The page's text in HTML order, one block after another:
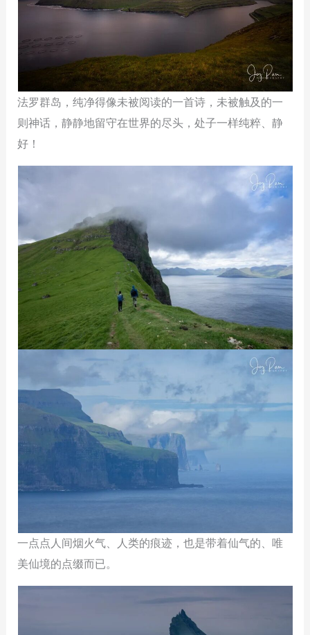
法罗群岛，纯净得像未被阅读的一首诗，未被触及的一
则神话，静静地留守在世界的尽头，处子一样纯粹、静
好！
一点点人间烟火气、人类的痕迹，也是带着仙气的、唯
美仙境的点缀而已。